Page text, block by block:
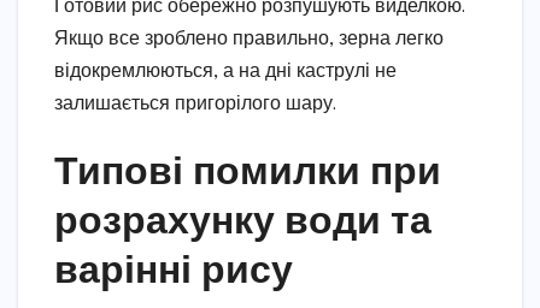
Готовий рис обережно розпушують виделкою.
Якщо все зроблено правильно, зерна легко
відокремлюються, а на дні каструлі не
залишається пригорілого шару.
Типові помилки при
розрахунку води та
варінні рису